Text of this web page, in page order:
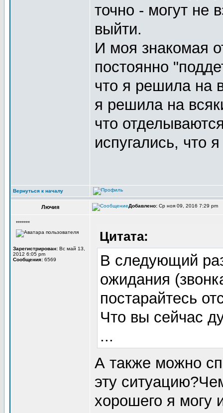
точно - могут не
выйти.
И моя знакомая
постоянно
что я решила на
я решила на
что
испугались, что
Вернуться к началу
Лючия Добавлено: Ср ноя 09, 2016 7:29 pm
*******
Зарегистрирован: Вс май 13,
2012 6:05 pm
Сообщения: 6569
Цитата:
В следующий
ожидания
постарайтесь
Что вы сейчас
...
А также можно
эту
хорошего я могу